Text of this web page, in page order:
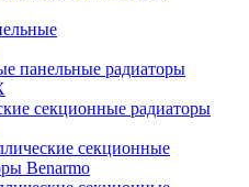
панельные радиаторы
секционные радиаторы
секционные
Benarmo